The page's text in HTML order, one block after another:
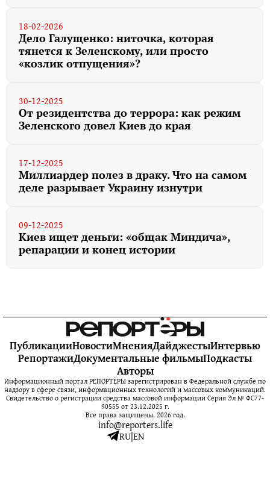
18-02-2026
Дело Галущенко: ниточка, которая
тянется к Зеленскому, или просто
«козлик отпущения»?
30-12-2025
От резидентства до террора: как режим
Зеленского довел Киев до края
17-12-2025
Миллиардер полез в драку. Что на самом
деле разрывает Украину изнутри
09-12-2025
Киев ищет деньги: «общак Миндича»,
репарации и конец истории
ПубликацииНовостиМненияДайджестыИнтервью
РепортажиДокументальные фильмыПодкасты
Авторы
Информационный портал РЕПОРТЁРЫ зарегистрирован в Федеральной службе по
надзору в сфере связи, информационных технологий и массовых коммуникаций.
Свидетельство о регистрации средства массовой информации Серия Эл № ФС77-
90555 от 23.12.2025 г.
Все права защищены. 2026 год.
info@reporters.life
RU|EN